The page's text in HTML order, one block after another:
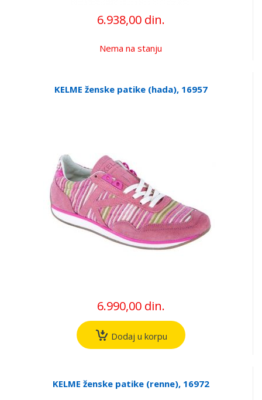
6.938,00 din.
Nema na stanju
KELME ženske patike (hada), 16957
6.990,00 din.
Dodaj u korpu
KELME ženske patike (renne), 16972